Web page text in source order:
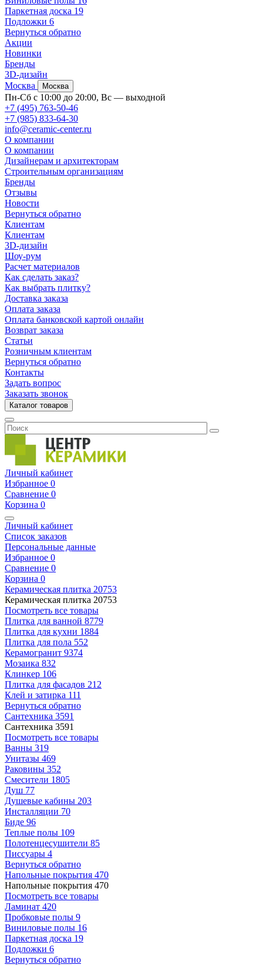
Паркетная доска 19
Подложки 6
Вернуться обратно
Акции
Новинки
Бренды
3D-дизайн
Москва
Москва
Пн-Сб с 10:00 до 20:00, Вс — выходной
+7 (495) 763-50-46
+7 (985) 833-64-30
info@ceramic-center.ru
О компании
О компании
Дизайнерам и архитекторам
Строительным организациям
Бренды
Отзывы
Новости
Вернуться обратно
Клиентам
Клиентам
3D-дизайн
Шоу-рум
Расчет материалов
Как сделать заказ?
Как выбрать плитку?
Доставка заказа
Оплата заказа
Оплата банковской картой онлайн
Возврат заказа
Статьи
Розничным клиентам
Вернуться обратно
Контакты
Задать вопрос
Заказать звонок
Каталог товаров
Личный кабинет
Избранное 0
Сравнение 0
Корзина 0
Личный кабинет
Список заказов
Персональные данные
Избранное 0
Сравнение 0
Корзина 0
Керамическая плитка 20753
Керамическая плитка 20753
Посмотреть все товары
Плитка для ванной 8779
Плитка для кухни 1884
Плитка для пола 552
Керамогранит 9374
Мозаика 832
Клинкер 106
Плитка для фасадов 212
Клей и затирка 111
Вернуться обратно
Сантехника 3591
Сантехника 3591
Посмотреть все товары
Ванны 319
Унитазы 469
Раковины 352
Смесители 1805
Душ 77
Душевые кабины 203
Инсталляции 70
Биде 96
Теплые полы 109
Полотенцесушители 85
Писсуары 4
Вернуться обратно
Напольные покрытия 470
Напольные покрытия 470
Посмотреть все товары
Ламинат 420
Пробковые полы 9
Виниловые полы 16
Паркетная доска 19
Подложки 6
Вернуться обратно